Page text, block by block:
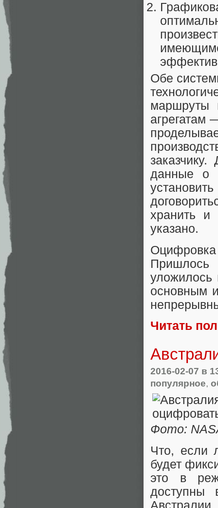
Обе
маршруты
агрегатам
данные о
хранить и
указано.
уложилось
основным
Читать
2016-02-07 в
популярное,
Фото:
Что, если
будет
это в
доступны